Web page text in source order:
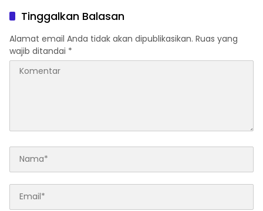
Tinggalkan Balasan
Alamat email Anda tidak akan dipublikasikan. Ruas yang
wajib ditandai *